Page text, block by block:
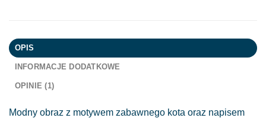
OPIS
INFORMACJE DODATKOWE
OPINIE (1)
Modny obraz z motywem zabawnego kota oraz napisem